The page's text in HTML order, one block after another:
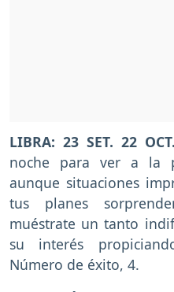
LIBRA: 23 SET. 22
noche para ver a la
aunque situaciones
tus planes
muéstrate un tanto
su interés
Número de éxito, 4.